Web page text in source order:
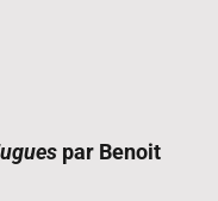
par Benoit